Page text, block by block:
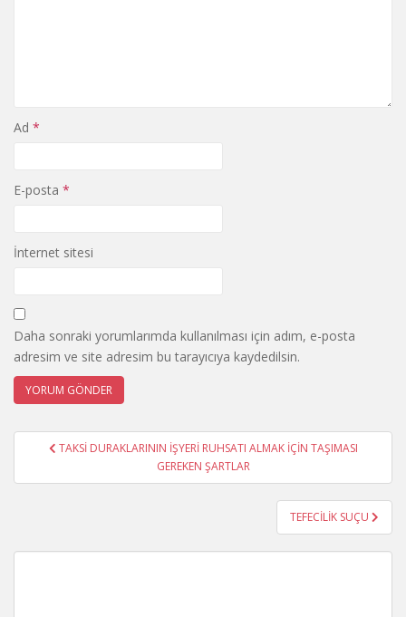
Ad *
E-posta *
İnternet sitesi
Daha sonraki yorumlarımda kullanılması için adım, e-posta
adresim ve site adresim bu tarayıcıya kaydedilsin.
YazıTAKSİ DURAKLARININ İŞYERİ RUHSATI ALMAK İÇİN TAŞIMASI
GEREKEN ŞARTLAR
TEFECİLİK SUÇU